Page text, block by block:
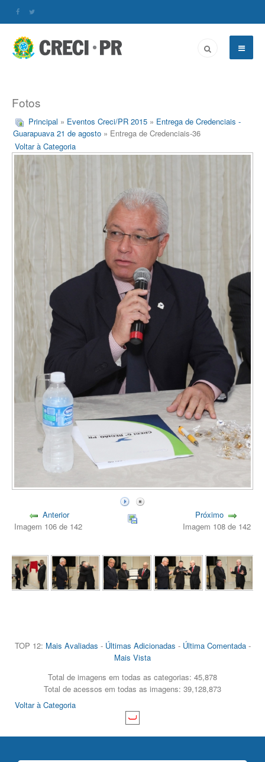
Fotos
Principal » Eventos Creci/PR 2015 » Entrega de Credenciais -
Guarapuava 21 de agosto » Entrega de Credenciais-36
Voltar à Categoria
Anterior
Imagem 106 de 142
Próximo
Imagem 108 de 142
TOP 12: Mais Avaliadas - Últimas Adicionadas - Última Comentada-
Mais Vista
Total de imagens em todas as categorias: 45,878
Total de acessos em todas as imagens: 39,128,873
Voltar à Categoria